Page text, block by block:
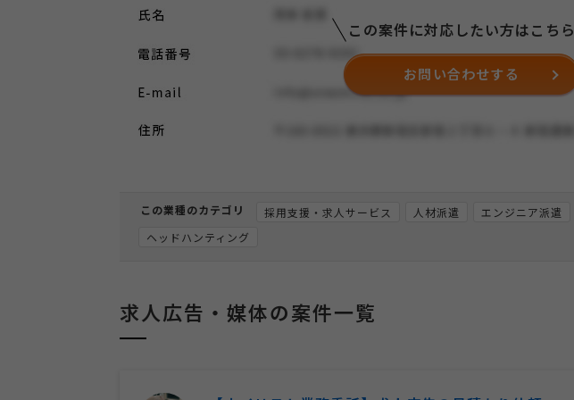
この案件に対応したい方はこちら
お問い合わせする
この業種のカテゴリ 採用支援・求人サービス 人材派遣 エンジニア派遣
ヘッドハンティング
求人広告・媒体の案件一覧